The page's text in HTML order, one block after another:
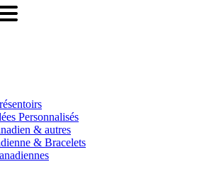
Personnalisés
& autres
& Bracelets